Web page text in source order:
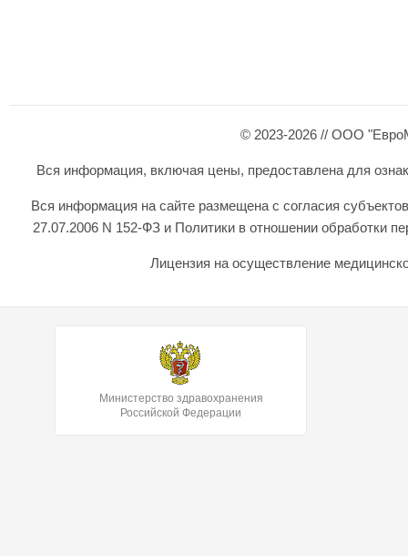
© 2023-2026 // ООО
Вся информация, включая цены, предоставлена для
Вся информация на сайте размещена с согласия
27.07.2006 N 152-ФЗ и Политики в отношении обработки
Лицензия на осуществление
Министерство здравохранения
Российской Федерации